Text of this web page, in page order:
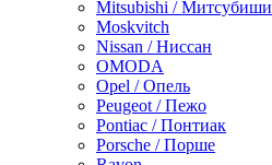
Mitsubishi / Митсубиши
Moskvitch
Nissan / Ниссан
OMODA
Opel / Опель
Peugeot / Пежо
Pontiac / Понтиак
Porsche / Порше